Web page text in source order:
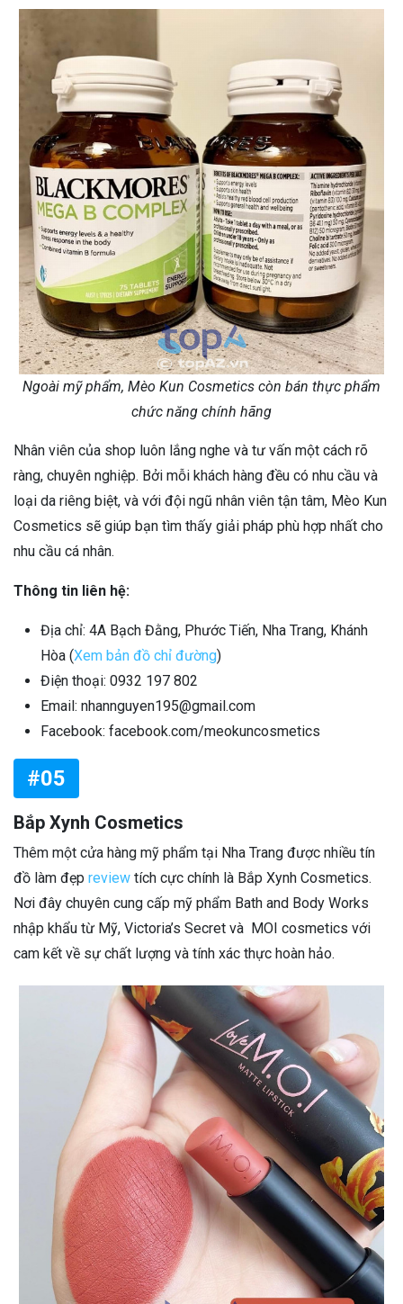
Ngoài mỹ phẩm, Mèo Kun Cosmetics còn bán thực phẩm
chức năng chính hãng
Nhân viên của shop luôn lắng nghe và tư vấn một cách rõ
ràng, chuyên nghiệp. Bởi mỗi khách hàng đều có nhu cầu và
loại da riêng biệt, và với đội ngũ nhân viên tận tâm, Mèo Kun
Cosmetics sẽ giúp bạn tìm thấy giải pháp phù hợp nhất cho
nhu cầu cá nhân.
Thông tin liên hệ:
Địa chỉ: 4A Bạch Đằng, Phước Tiến, Nha Trang, Khánh
Hòa (Xem bản đồ chỉ đường)
Điện thoại: 0932 197 802
Email: nhannguyen195@gmail.com
Facebook: facebook.com/meokuncosmetics
#05
Bắp Xynh Cosmetics
Thêm một cửa hàng mỹ phẩm tại Nha Trang được nhiều tín
đồ làm đẹp review tích cực chính là Bắp Xynh Cosmetics.
Nơi đây chuyên cung cấp mỹ phẩm Bath and Body Works
nhập khẩu từ Mỹ, Victoria’s Secret và MOI cosmetics với
cam kết về sự chất lượng và tính xác thực hoàn hảo.